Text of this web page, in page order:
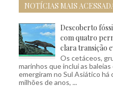
NOTÍCIAS MAIS
Descoberto
com quatro
clara transição
Os cetáceos,
marinhos que inclui as
emergiram no Sul Asiático há
milhões de anos, ...